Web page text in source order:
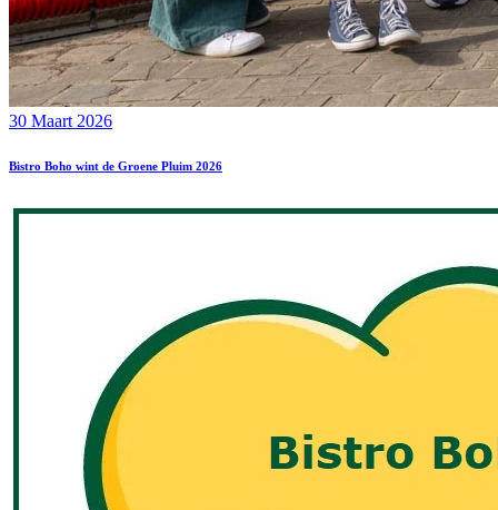
30 Maart 2026
Bistro Boho wint de Groene Pluim 2026